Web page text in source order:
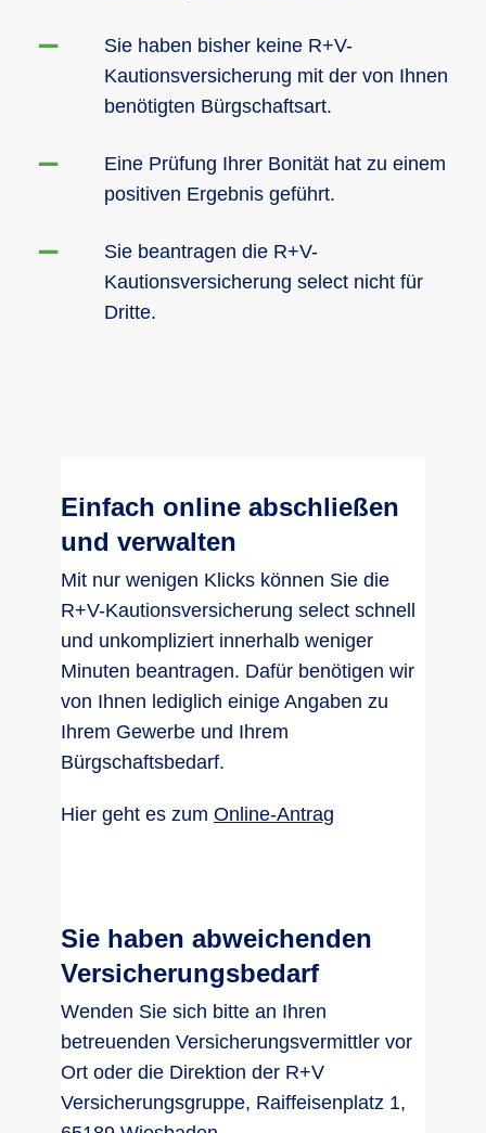
Sie haben bisher keine R+V-
Kautionsversicherung mit der von Ihnen
benötigten Bürgschaftsart.
Eine Prüfung Ihrer Bonität hat zu einem
positiven Ergebnis geführt.
Sie beantragen die R+V-
Kautionsversicherung select nicht für
Dritte.
Einfach online abschließen
und verwalten
Mit nur wenigen Klicks können Sie die
R+V-Kautionsversicherung select schnell
und unkompliziert innerhalb weniger
Minuten beantragen. Dafür benötigen wir
von Ihnen lediglich einige Angaben zu
Ihrem Gewerbe und Ihrem
Bürgschaftsbedarf.
Hier geht es zum Online-Antrag
Sie haben abweichenden
Versicherungsbedarf
Wenden Sie sich bitte an Ihren
betreuenden Versicherungsvermittler vor
Ort oder die Direktion der R+V
Versicherungsgruppe, Raiffeisenplatz 1,